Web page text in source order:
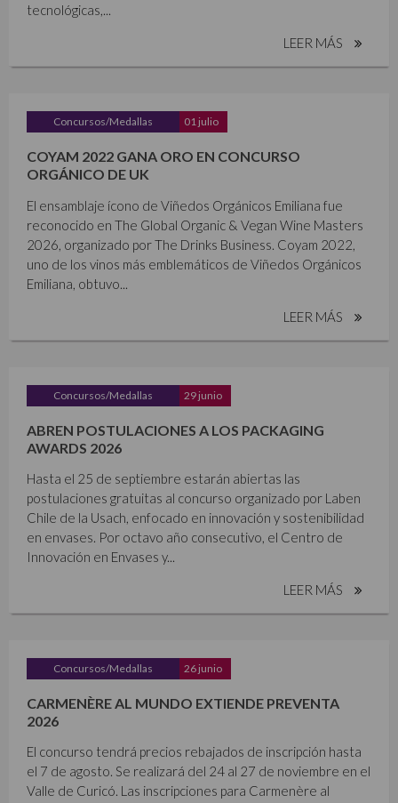
tecnológicas,...
LEER MÁS
Concursos/Medallas 01 julio
COYAM 2022 GANA ORO EN CONCURSO
ORGÁNICO DE UK
El ensamblaje ícono de Viñedos Orgánicos Emiliana fue
reconocido en The Global Organic & Vegan Wine Masters
2026, organizado por The Drinks Business. Coyam 2022,
uno de los vinos más emblemáticos de Viñedos Orgánicos
Emiliana, obtuvo...
LEER MÁS
Concursos/Medallas 29 junio
ABREN POSTULACIONES A LOS PACKAGING
AWARDS 2026
Hasta el 25 de septiembre estarán abiertas las
postulaciones gratuitas al concurso organizado por Laben
Chile de la Usach, enfocado en innovación y sostenibilidad
en envases. Por octavo año consecutivo, el Centro de
Innovación en Envases y...
LEER MÁS
Concursos/Medallas 26 junio
CARMENÈRE AL MUNDO EXTIENDE PREVENTA
2026
El concurso tendrá precios rebajados de inscripción hasta
el 7 de agosto. Se realizará del 24 al 27 de noviembre en el
Valle de Curicó. Las inscripciones para Carmenère al